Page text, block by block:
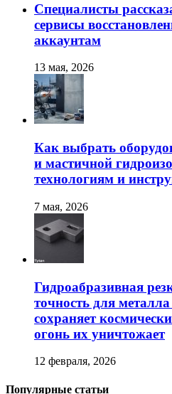
Специалисты
сервисы
аккаунтам
13 мая, 2026
Как выбрать
и мастичной
технологиям и
7 мая, 2026
Гидроабразивная
точность для
сохраняет
огонь их уничтожает
12 февраля, 2026
Популярные статьи